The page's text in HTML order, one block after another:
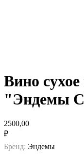
Вино
"Эндемы
2500,00
₽
Бренд: Эндемы